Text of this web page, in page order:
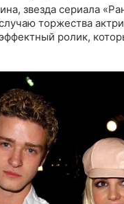
звезда сериала
торжества
ролик,